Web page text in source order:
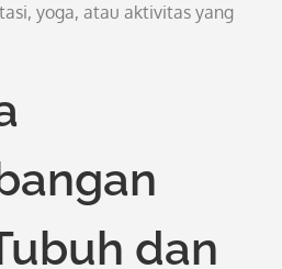
yoga, atau aktivitas yang
dan